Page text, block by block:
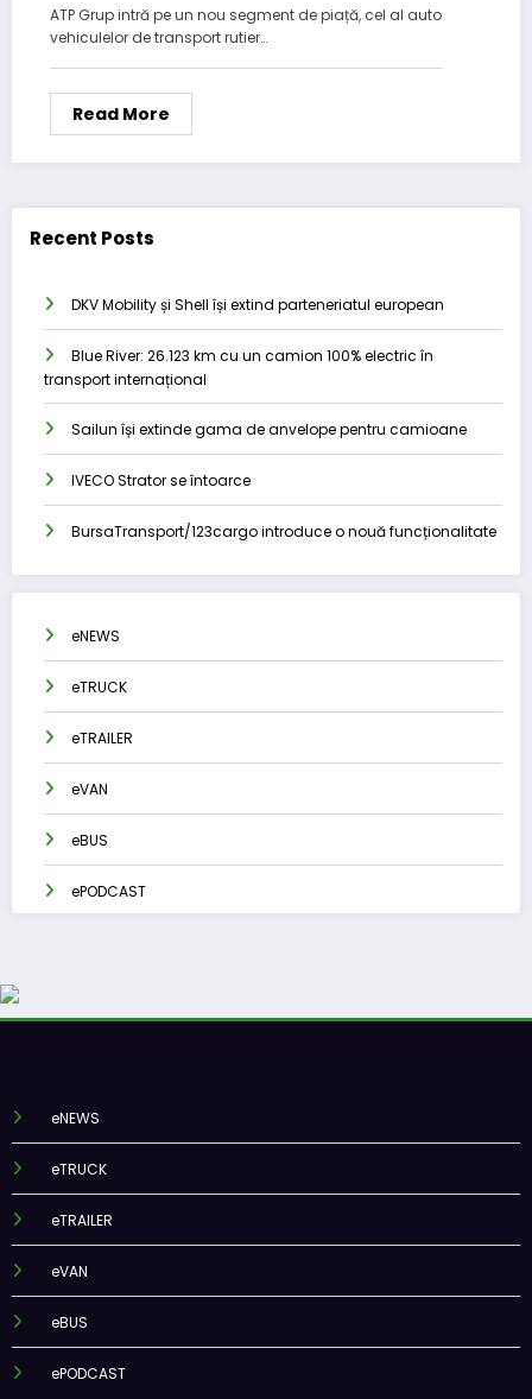
ATP Grup intră pe un nou segment de piață, cel al auto
vehiculelor de transport rutier…
Read More
Recent Posts
DKV Mobility și Shell își extind parteneriatul european
Blue River: 26.123 km cu un camion 100% electric în
transport internațional
Sailun își extinde gama de anvelope pentru camioane
IVECO Strator se întoarce
BursaTransport/123cargo introduce o nouă funcționalitate
eNEWS
eTRUCK
eTRAILER
eVAN
eBUS
ePODCAST
eNEWS
eTRUCK
eTRAILER
eVAN
eBUS
ePODCAST